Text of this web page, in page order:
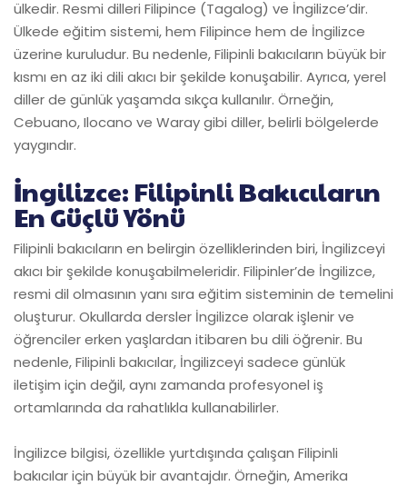
ülkedir. Resmi dilleri Filipince (Tagalog) ve İngilizce’dir.
Ülkede eğitim sistemi, hem Filipince hem de İngilizce
üzerine kuruludur. Bu nedenle, Filipinli bakıcıların büyük bir
kısmı en az iki dili akıcı bir şekilde konuşabilir. Ayrıca, yerel
diller de günlük yaşamda sıkça kullanılır. Örneğin,
Cebuano, Ilocano ve Waray gibi diller, belirli bölgelerde
yaygındır.
İngilizce: Filipinli Bakıcıların
En Güçlü Yönü
Filipinli bakıcıların en belirgin özelliklerinden biri, İngilizceyi
akıcı bir şekilde konuşabilmeleridir. Filipinler’de İngilizce,
resmi dil olmasının yanı sıra eğitim sisteminin de temelini
oluşturur. Okullarda dersler İngilizce olarak işlenir ve
öğrenciler erken yaşlardan itibaren bu dili öğrenir. Bu
nedenle, Filipinli bakıcılar, İngilizceyi sadece günlük
iletişim için değil, aynı zamanda profesyonel iş
ortamlarında da rahatlıkla kullanabilirler.
İngilizce bilgisi, özellikle yurtdışında çalışan Filipinli
bakıcılar için büyük bir avantajdır. Örneğin, Amerika